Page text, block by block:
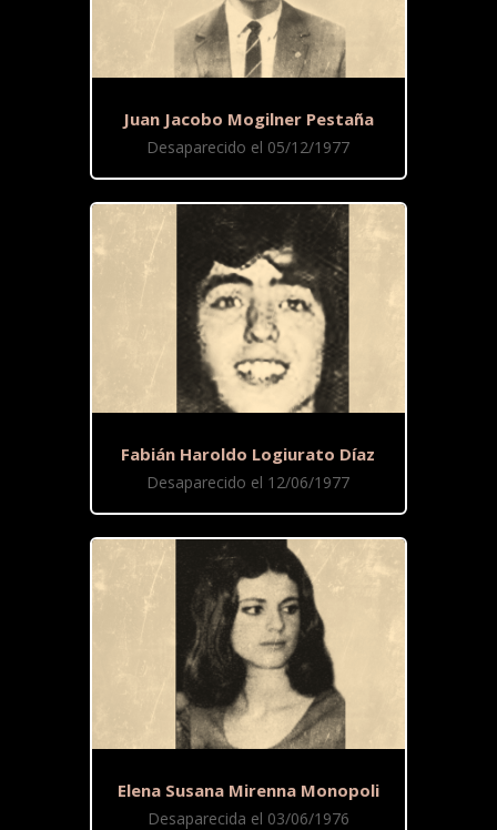
Juan Jacobo Mogilner Pestaña
Desaparecido el 05/12/1977
Fabián Haroldo Logiurato Díaz
Desaparecido el 12/06/1977
Elena Susana Mirenna Monopoli
Desaparecida el 03/06/1976